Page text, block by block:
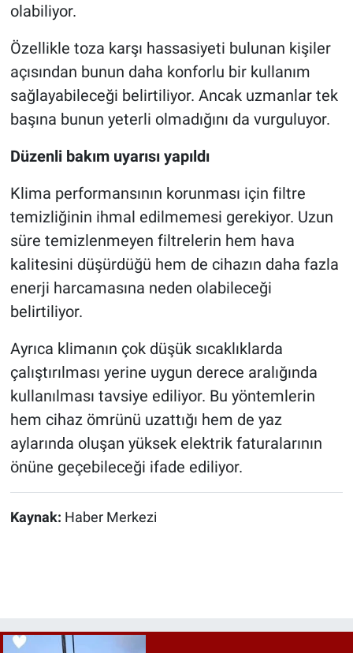
olabiliyor.
Özellikle toza karşı hassasiyeti bulunan kişiler
açısından bunun daha konforlu bir kullanım
sağlayabileceği belirtiliyor. Ancak uzmanlar tek
başına bunun yeterli olmadığını da vurguluyor.
Düzenli bakım uyarısı yapıldı
Klima performansının korunması için filtre
temizliğinin ihmal edilmemesi gerekiyor. Uzun
süre temizlenmeyen filtrelerin hem hava
kalitesini düşürdüğü hem de cihazın daha fazla
enerji harcamasına neden olabileceği
belirtiliyor.
Ayrıca klimanın çok düşük sıcaklıklarda
çalıştırılması yerine uygun derece aralığında
kullanılması tavsiye ediliyor. Bu yöntemlerin
hem cihaz ömrünü uzattığı hem de yaz
aylarında oluşan yüksek elektrik faturalarının
önüne geçebileceği ifade ediliyor.
Kaynak: Haber Merkezi